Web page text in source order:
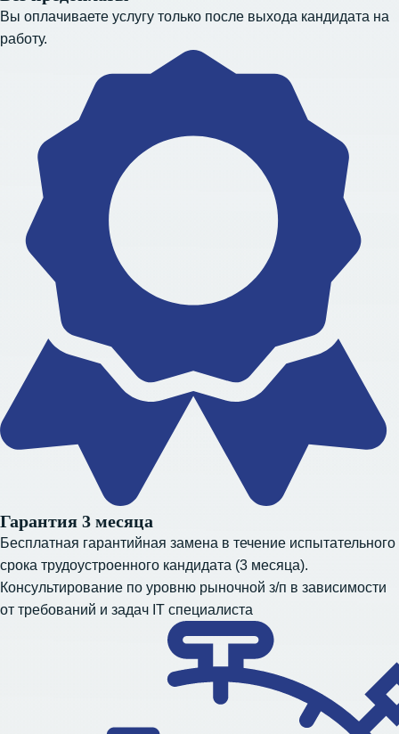
Вы оплачиваете услугу только после выхода кандидата на
работу.
Гарантия 3 месяца
Бесплатная гарантийная замена в течение испытательного
срока трудоустроенного кандидата (3 месяца).
Консультирование по уровню рыночной з/п в зависимости
от требований и задач IT специалиста